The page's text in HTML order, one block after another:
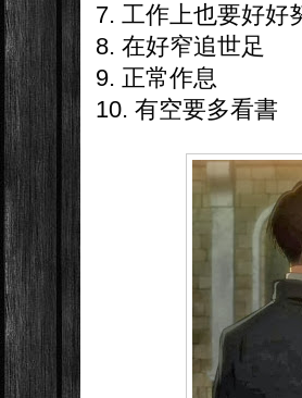
7. 工作上也要好好
8. 在好窄追世足
9. 正常作息
10. 有空要多看書